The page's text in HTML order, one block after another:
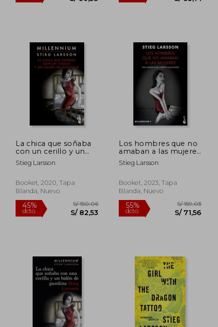
50%
dcto.
50%
dcto.
La chica que soñaba
con un cerillo y un
galón de gasolina
Stieg Larsson
Booket, 2020, Tapa
Blanda, Nuevo
Los hombres que no
amaban a las mujeres
(Millennium 1)
Stieg Larsson
Booket, 2023, Tapa
Blanda, Nuevo